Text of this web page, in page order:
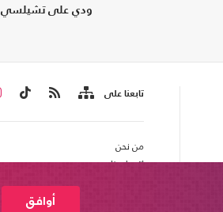
ودي على تشيلسي
تابعنا على
من نحن
اتصل بنا
أوافق